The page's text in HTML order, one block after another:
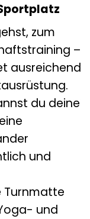
zum
–
ausreichend
du deine
und
Turnmatte
und